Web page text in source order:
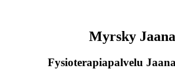
Myrsky Jaana
Fysioterapiapalvelu